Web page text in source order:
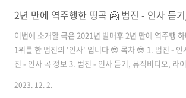
2년 만에 역주행한 띵곡 🤗 범진 - 인사 듣
이번에 소개할 곡은 2021년 발매후 2년 만에 역주행
1위를 한 범진의 '인사' 입니다 😎 목차 😎 1. 범진 - 인
진 - 인사 곡 정보 3. 범진 - 인사 듣기, 뮤직비디오, 라
범진 - 인사 곡 정보 수록 앨범 싱글 곡 발매일 2021년
2023. 12. 2.